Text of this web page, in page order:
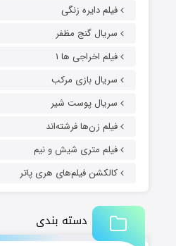
فیلم دایره زنگی
سریال گنج مظفر
فیلم اخراجی ها ۱
سریال بازی مرکب
سریال پوست شیر
فیلم زن‌ها فرشته‌اند
فیلم متری شیش و نیم
کالکشن فیلم‌های هری پاتر
دسته بندی